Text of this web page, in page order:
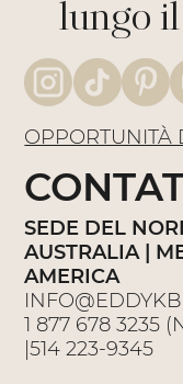
lungo il
SEDE DEL
AUSTRALIA |
AMERICA
1 877 678 3235
|514 223-9345
OPPORTUNITÀ